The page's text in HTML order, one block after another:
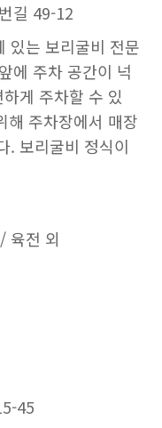
길 49-12
있는 보리굴비 전문
에 주차 공간이 넉
게 주차할 수 있
해 주차장에서 매장
. 보리굴비 정식이
육전 외
45